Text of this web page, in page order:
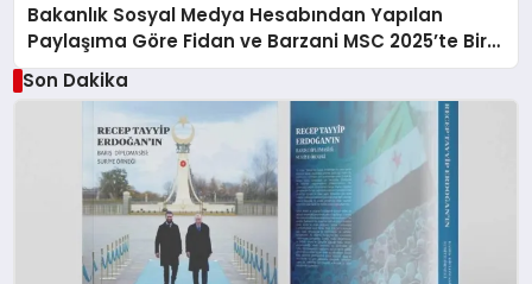
Bakanlık Sosyal Medya Hesabından Yapılan
Paylaşıma Göre Fidan ve Barzani MSC 2025’te Bir
Araya Geldi
Son Dakika